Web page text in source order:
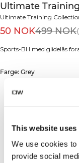
This website uses
We use cookies
provide social
Ultimate
Ultimate Training
50 NOK499 NOK
Sports-BH med glidelås
Farge: Grey